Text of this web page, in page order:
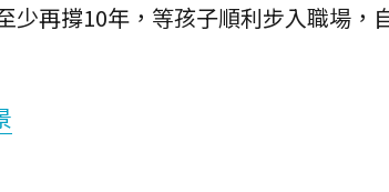
少再撐10年，等孩子順利步入職場，